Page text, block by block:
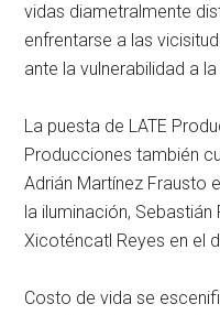
vidas diametralmente
enfrentarse a las
ante la vulnerabilidad a
La puesta de LATE
Producciones también
Adrián Martínez Frausto
la iluminación,
Xicoténcatl Reyes en el
Costo de vida se